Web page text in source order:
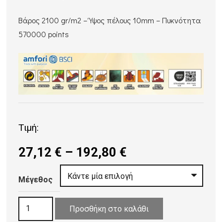
Βάρος 2100 gr/m2 – Ύψος πέλους 10mm – Πυκνότητα
570000 points
Τιμή:
27,12 € – 192,80 €
range:
27,12 €
192,80 €
Μέγεθος
Προσθήκη στο καλάθι